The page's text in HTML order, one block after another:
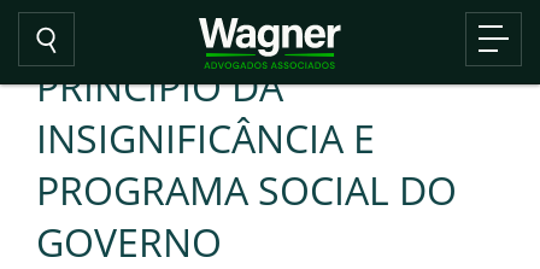
PRINCÍPIO DA
INSIGNIFICÂNCIA E
PROGRAMA SOCIAL DO
GOVERNO